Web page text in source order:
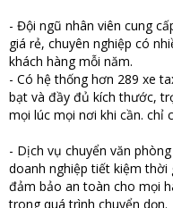
- Đội ngũ nhân viên cung
giá rẻ, chuyên nghiệp có
khách hàng mỗi năm.
- Có hệ thống hơn 289 xe
bạt và đầy đủ kích thước,
mọi lúc mọi nơi khi cần. chỉ
- Dịch vụ chuyển văn
doanh nghiệp tiết kiệm thời
đảm bảo an toàn cho mọi
trong quá trình chuyển dọn.